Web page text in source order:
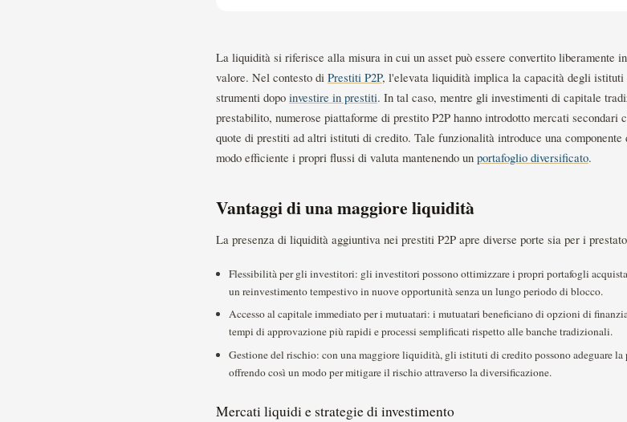
La liquidità si riferisce alla misura in cui un asset può essere convertito liberamente
valore. Nel contesto di Prestiti P2P, l'elevata liquidità implica la capacità degli
strumenti dopo investire in prestiti. In tal caso, mentre gli investimenti di capitale
prestabilito, numerose piattaforme di prestito P2P hanno introdotto mercati
quote di prestiti ad altri istituti di credito. Tale funzionalità introduce una
modo efficiente i propri flussi di valuta mantenendo un portafoglio diversificato.
Vantaggi di una maggiore liquidità
La presenza di liquidità aggiuntiva nei prestiti P2P apre diverse porte sia per i
Flessibilità per gli investitori: gli investitori possono ottimizzare i propri portafogli
un reinvestimento tempestivo in nuove opportunità senza un lungo periodo di blocco.
Accesso al capitale immediato per i mutuatari: i mutuatari beneficiano di opzioni di
tempi di approvazione più rapidi e processi semplificati rispetto alle banche tradizionali.
Gestione del rischio: con una maggiore liquidità, gli istituti di credito possono adeguare
offrendo così un modo per mitigare il rischio attraverso la diversificazione.
Mercati liquidi e strategie di investimento